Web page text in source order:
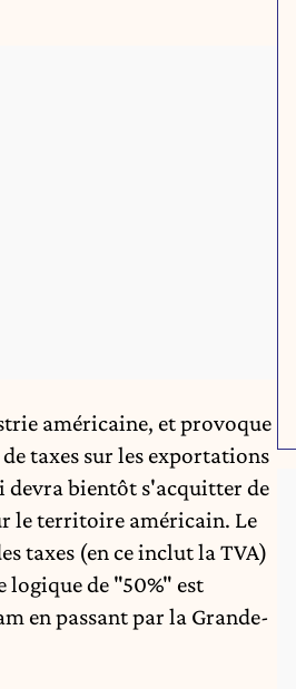
américaine, et provoque
taxes sur les exportations
devra bientôt s'acquitter de
le territoire américain. Le
taxes (en ce inclut la TVA)
de "50%" est
en passant par la Grande-